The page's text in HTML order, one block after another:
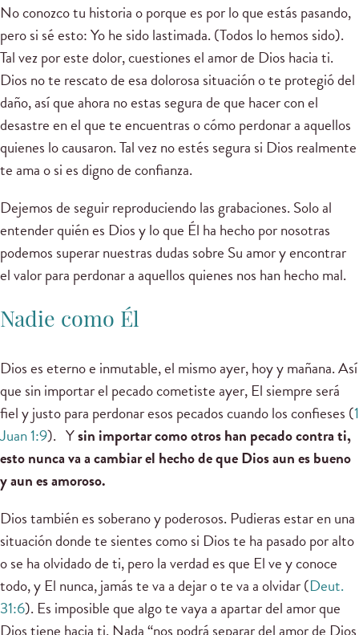
No conozco tu historia o porque es por lo que estás pasando,
pero si sé esto: Yo he sido lastimada. (Todos lo hemos sido).
Tal vez por este dolor, cuestiones el amor de Dios hacia ti.
Dios no te rescato de esa dolorosa situación o te protegió del
daño, así que ahora no estas segura de que hacer con el
desastre en el que te encuentras o cómo perdonar a aquellos
quienes lo causaron. Tal vez no estés segura si Dios realmente
te ama o si es digno de confianza.
Dejemos de seguir reproduciendo las grabaciones. Solo al
entender quién es Dios y lo que Él ha hecho por nosotras
podemos superar nuestras dudas sobre Su amor y encontrar
el valor para perdonar a aquellos quienes nos han hecho mal.
Nadie como Él
Dios es eterno e inmutable, el mismo ayer, hoy y mañana. Así
que sin importar el pecado cometiste ayer, El siempre será
fiel y justo para perdonar esos pecados cuando los confieses (1
Juan 1:9). Ysin importar como otros han pecado contra ti,
esto nunca va a cambiar el hecho de que Dios aun es bueno
y aun es amoroso.
Dios también es soberano y poderosos. Pudieras estar en una
situación donde te sientes como si Dios te ha pasado por alto
o se ha olvidado de ti, pero la verdad es que El ve y conoce
todo, y El nunca, jamás te va a dejar o te va a olvidar (Deut.
31:6). Es imposible que algo te vaya a apartar del amor que